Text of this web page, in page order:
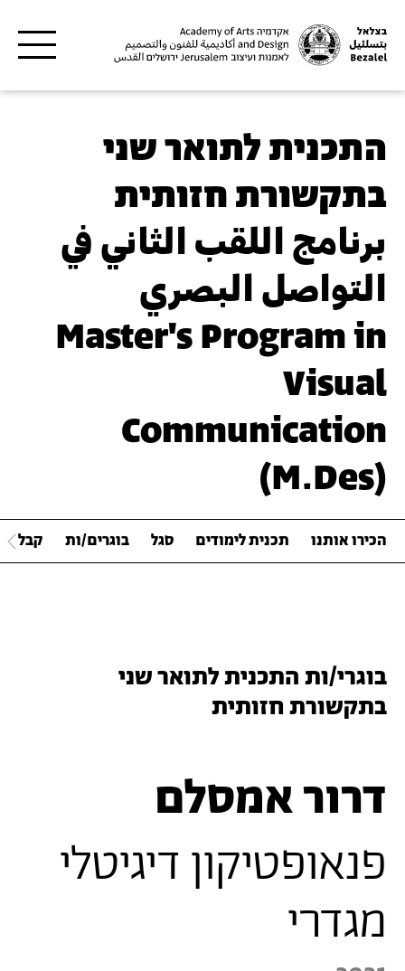
התכנית לתואר שני
בתקשורת חזותית
برنامج اللقب الثاني في
التواصل البصري
Master's Program in
Visual
Communication
(M.Des)
הכירו אותנו תכנית לימודים סגל בוגרים/ות קבלה
בוגרי/ותהתכניתלתואר שני
בתקשורת חזותית
דרור אמסלם
פנאופטיקון דיגיטלי
מגדרי